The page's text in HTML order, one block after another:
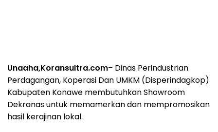
Unaaha,Koransultra.com– Dinas Perindustrian
Perdagangan, Koperasi Dan UMKM (Disperindagkop)
Kabupaten Konawe membutuhkan Showroom
Dekranas untuk memamerkan dan mempromosikan
hasil kerajinan lokal.